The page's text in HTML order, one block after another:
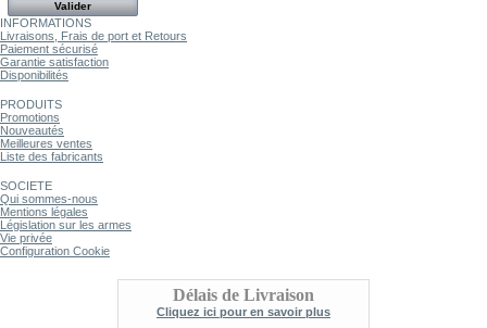
INFORMATIONS
Livraisons, Frais de port et Retours
Paiement sécurisé
Garantie satisfaction
Disponibilités
PRODUITS
Promotions
Nouveautés
Meilleures ventes
Liste des fabricants
SOCIETE
Qui sommes-nous
Mentions légales
Législation sur les armes
Vie privée
Configuration Cookie
Délais de Livraison
Cliquez ici pour en savoir plus